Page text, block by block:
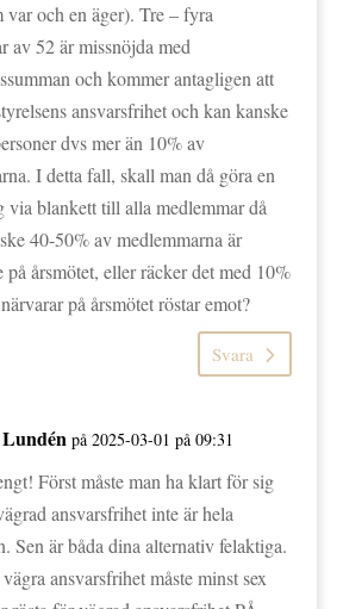
var och en äger). Tre – fyra
av 52 är missnöjda med
och kommer antagligen att
ansvarsfrihet och kan kanske
dvs mer än 10% av
I detta fall, skall man då göra en
via blankett till alla medlemmar då
40-50% av medlemmarna är
på årsmötet, eller räcker det med 10%
på årsmötet röstar emot?
Svara
på 2025-03-01 på 09:31
Först måste man ha klart för sig
ansvarsfrihet inte är hela
Sen är båda dina alternativ felaktiga.
ansvarsfrihet måste minst sex